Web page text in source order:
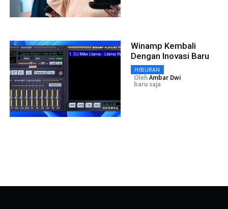
Winamp Kembali
Dengan Inovasi Baru
HIBURAN
OlehAmbar Dwi
baru saja